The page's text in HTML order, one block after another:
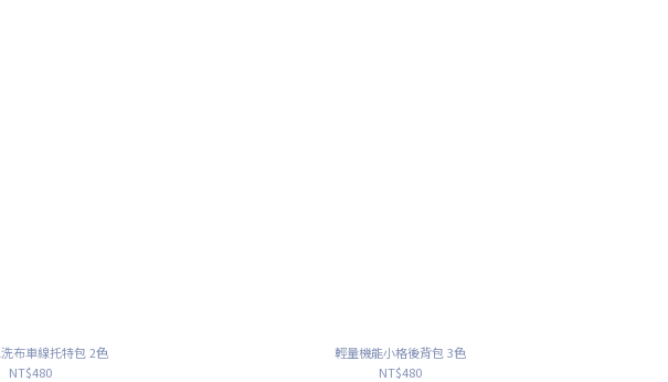
布車線托特包 2色
NT$480
輕量機能小格後背包 3色
NT$480